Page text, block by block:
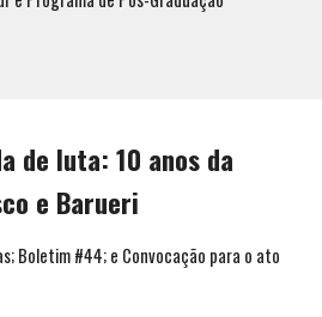
de luta: 10 anos da
e Barueri
Boletim #44; e Convocação para o ato